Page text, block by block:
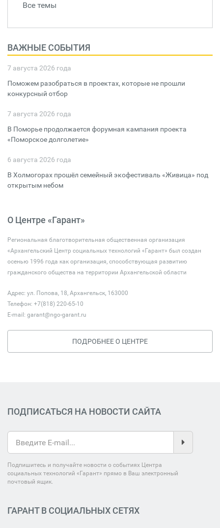
Все темы
ВАЖНЫЕ СОБЫТИЯ
7 августа 2026 года
Поможем разобраться в проектах, которые не прошли
конкурсный отбор
7 августа 2026 года
В Поморье продолжается форумная кампания проекта
«Поморское долголетие»
6 августа 2026 года
В Холмогорах прошёл семейный экофестиваль «Живица» под
открытым небом
О Центре «Гарант»
Региональная благотворительная общественная организация
«Архангельский Центр социальных технологий «Гарант» был создан
осенью 1996 года как организация, способствующая развитию
гражданского общества на территории Архангельской области
Адрес: ул. Попова, 18, Архангельск, 163000
Телефон: +7(818) 220-65-10
E-mail: garant@ngo-garant.ru
ПОДРОБНЕЕ О ЦЕНТРЕ
ПОДПИСАТЬСЯ НА НОВОСТИ САЙТА
Подпишитесь и получайте новости о событиях Центра
социальных технологий «Гарант» прямо в Ваш электронный
почтовый ящик.
ГАРАНТ В СОЦИАЛЬНЫХ СЕТЯХ